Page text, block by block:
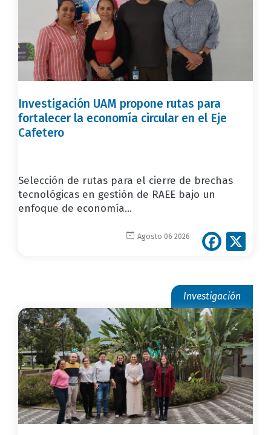
Investigación UAM propone rutas para
fortalecer la economía circular en el Eje
Cafetero
Selección de rutas para el cierre de brechas
tecnológicas en gestión de RAEE bajo un
enfoque de economía...
Agosto 06 2026
Investigación